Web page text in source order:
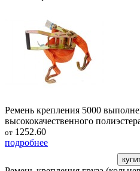
Ремень крепления 5000
высококачественного
от 1252.60
подробнее